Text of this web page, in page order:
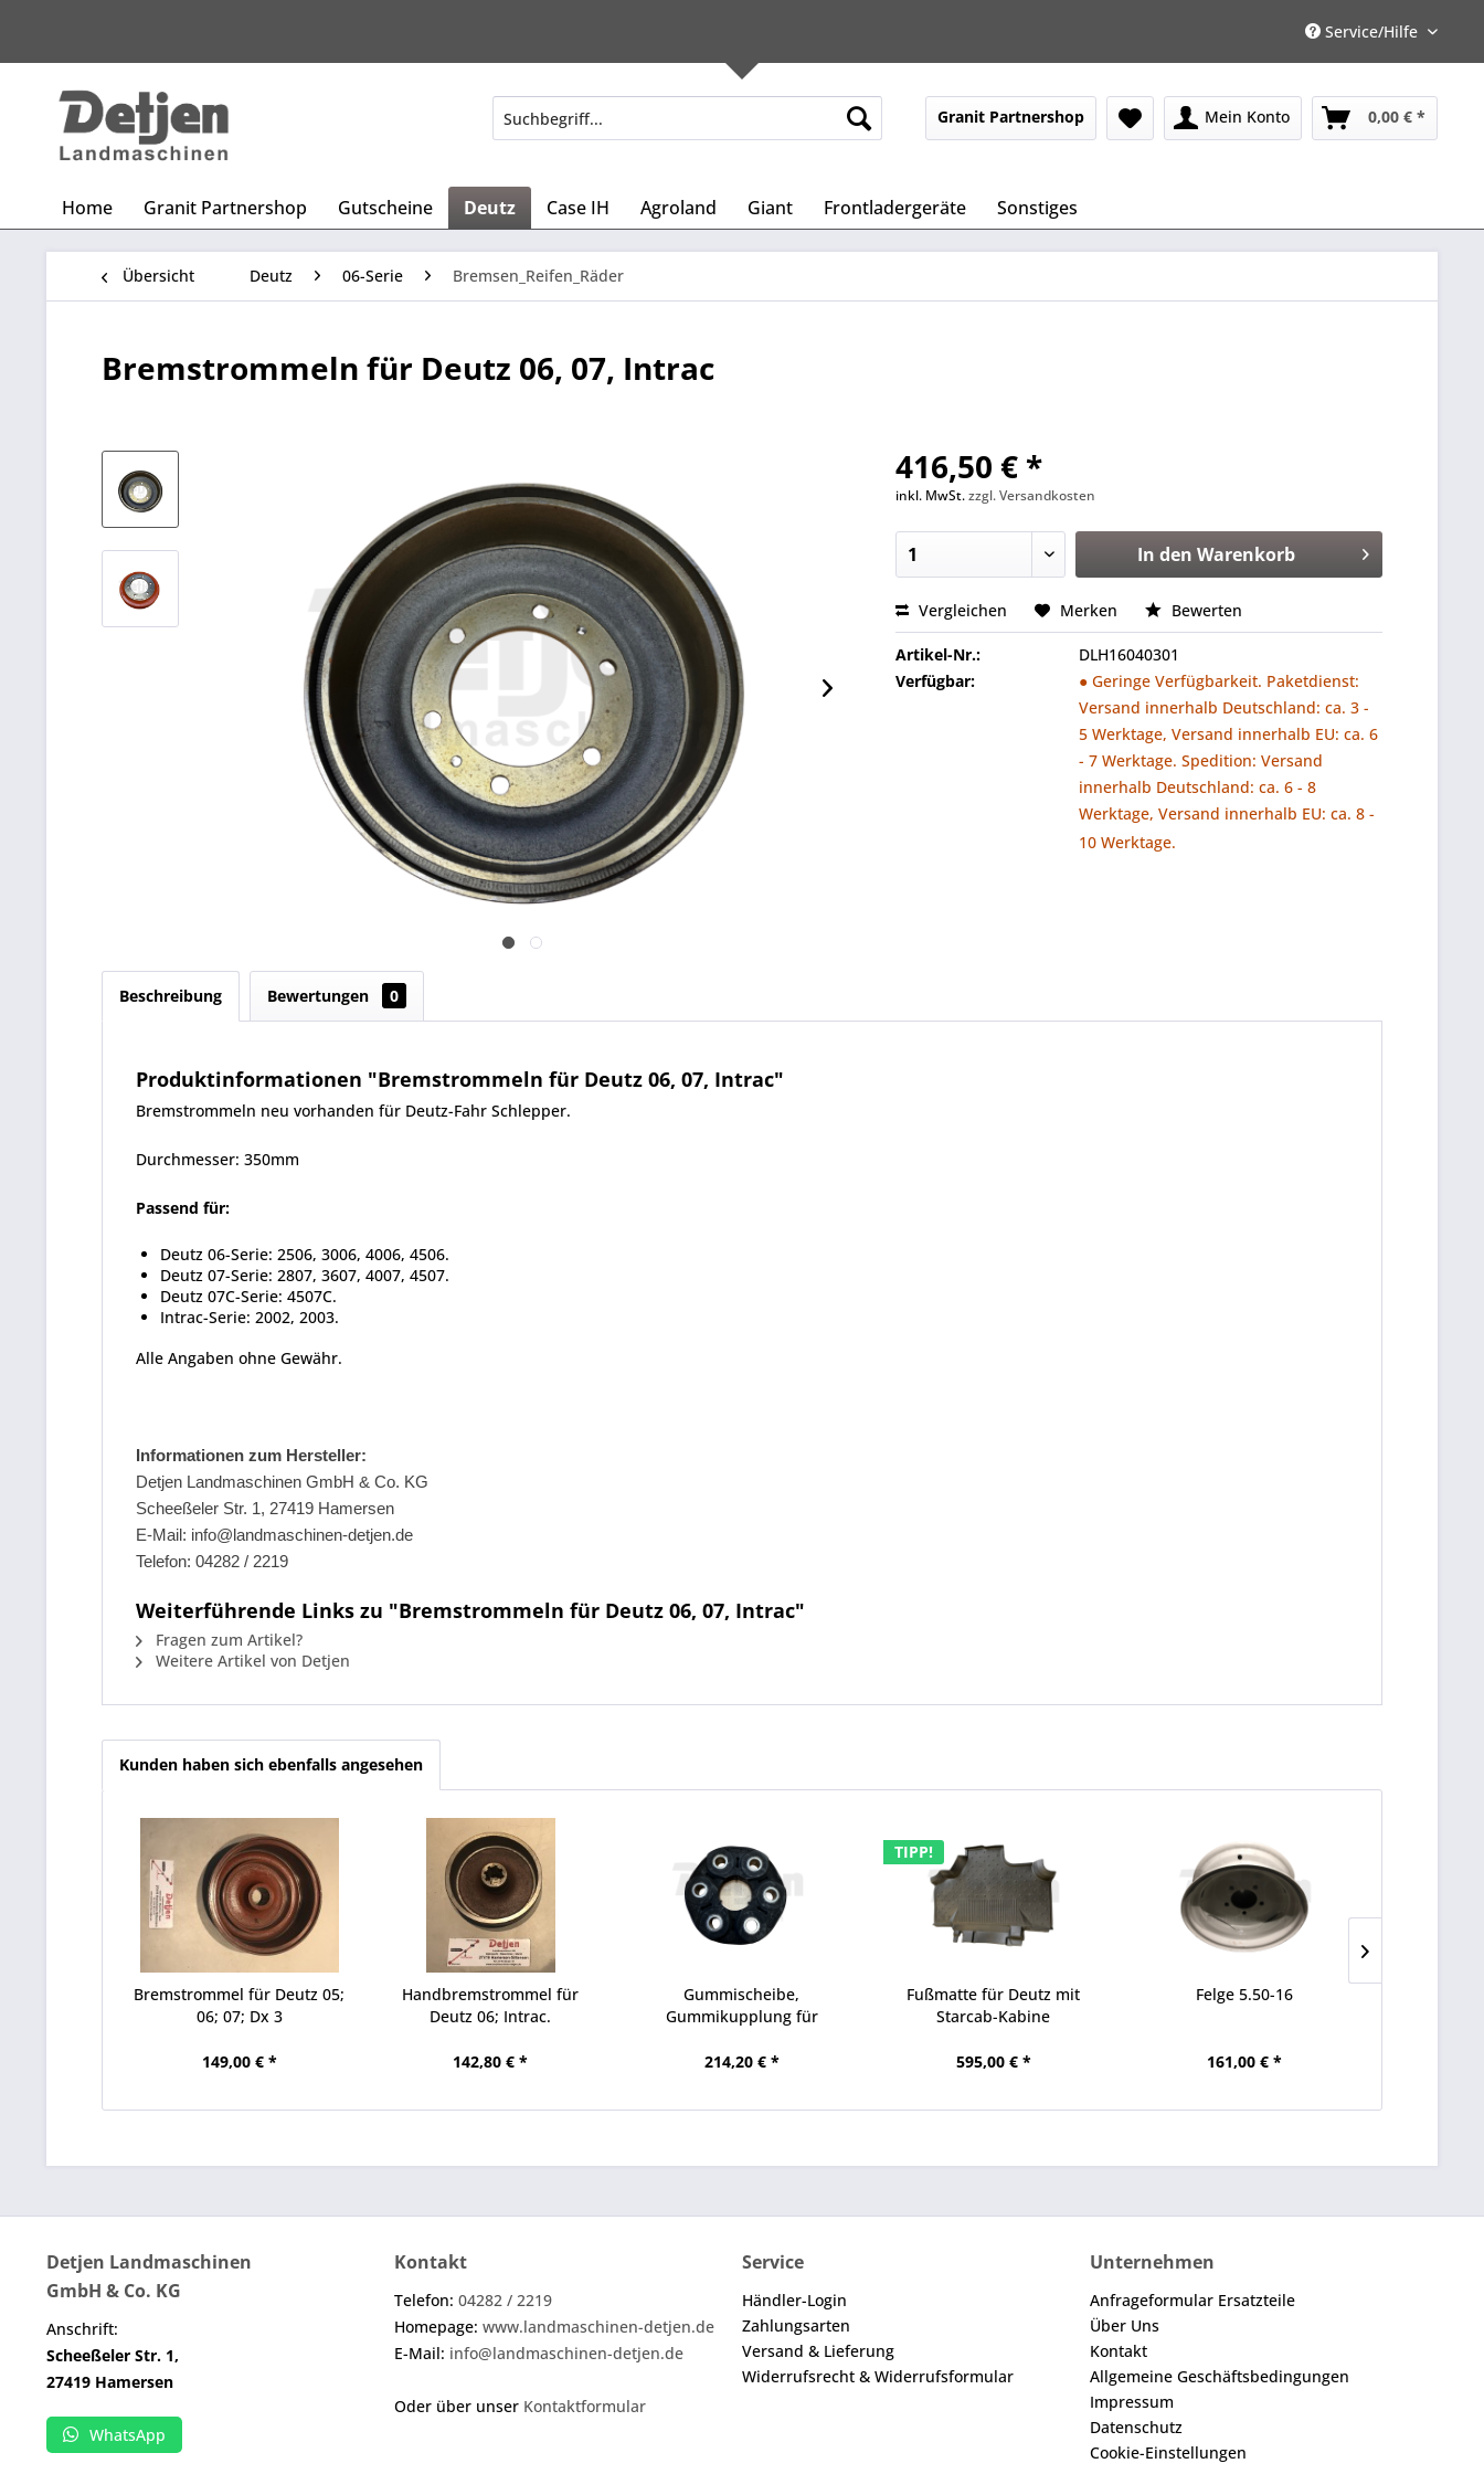
Service/Hilfe
Granit Partnershop Mein Konto 0,00 € *
Home Granit Partnershop Gutscheine Deutz Case IH Agroland Giant Frontladergeräte Sonstiges
Übersicht Deutz 06-Serie Bremsen_Reifen_Räder
Bremstrommeln für Deutz 06, 07, Intrac
416,50 € *
inkl. MwSt.zzgl. Versandkosten
In den Warenkorb
Vergleichen Merken Bewerten
Artikel-Nr.:
DLH16040301
Verfügbar:
● Geringe Verfügbarkeit. Paketdienst:
Versand innerhalb Deutschland: ca. 3 -
5 Werktage, Versand innerhalb EU: ca. 6
- 7 Werktage. Spedition: Versand
innerhalb Deutschland: ca. 6 - 8
Werktage, Versand innerhalb EU: ca. 8 -
10 Werktage.
Beschreibung Bewertungen 0
Produktinformationen "Bremstrommeln für Deutz 06, 07, Intrac"
Bremstrommeln neu vorhanden für Deutz-Fahr Schlepper.
Durchmesser: 350mm
Passend für:
Deutz 06-Serie: 2506, 3006, 4006, 4506.
Deutz 07-Serie: 2807, 3607, 4007, 4507.
Deutz 07C-Serie: 4507C.
Intrac-Serie: 2002, 2003.
Alle Angaben ohne Gewähr.
Informationen zum Hersteller:
Detjen Landmaschinen GmbH & Co. KG
Scheeßeler Str. 1, 27419 Hamersen
E-Mail: info@landmaschinen-detjen.de
Telefon: 04282 / 2219
Weiterführende Links zu "Bremstrommeln für Deutz 06, 07, Intrac"
Fragen zum Artikel?
Weitere Artikel von Detjen
Kunden haben sich ebenfalls angesehen
Bremstrommel für Deutz 05;
06; 07; Dx 3
149,00 € *
Handbremstrommel für
Deutz 06; Intrac.
142,80 € *
Gummischeibe,
Gummikupplung für
214,20 € *
TIPP!
Fußmatte für Deutz mit
Starcab-Kabine
595,00 € *
Felge 5.50-16
161,00 € *
Detjen Landmaschinen
GmbH & Co. KG
Anschrift:
Scheeßeler Str. 1,
27419 Hamersen
WhatsApp
Kontakt
Telefon: 04282 / 2219
Homepage: www.landmaschinen-detjen.de
E-Mail: info@landmaschinen-detjen.de
Oder über unser Kontaktformular
Service
Händler-Login
Zahlungsarten
Versand & Lieferung
Widerrufsrecht & Widerrufsformular
Unternehmen
Anfrageformular Ersatzteile
Über Uns
Kontakt
Allgemeine Geschäftsbedingungen
Impressum
Datenschutz
Cookie-Einstellungen